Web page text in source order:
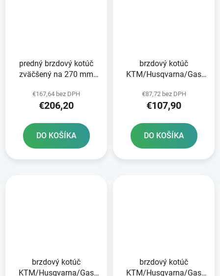
predný brzdový kotúč
zväčšený na 270 mm
€167,64 bez DPH
€206,20
DO KOŠÍKA
brzdový kotúč
KTM/Husqvarna/Gas
€87,72 bez DPH
€107,90
DO KOŠÍKA
brzdový kotúč
KTM/Husqvarna/Gas
brzdový kotúč
KTM/Husqvarna/Gas